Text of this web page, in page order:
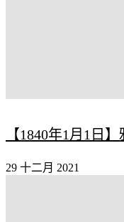
【1840年1月1日
29 十二月 2021